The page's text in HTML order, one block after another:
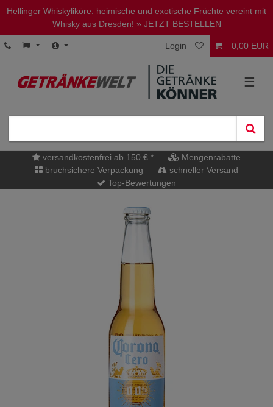
Hellinger Whiskyliköre: heimische und exotische Früchte vereint mit
Whisky aus Dresden! » JETZT BESTELLEN
Login 0,00 EUR
☰
versandkostenfrei ab 150 € *
Mengenrabatte
bruchsichere Verpackung
schneller Versand
Top-Bewertungen